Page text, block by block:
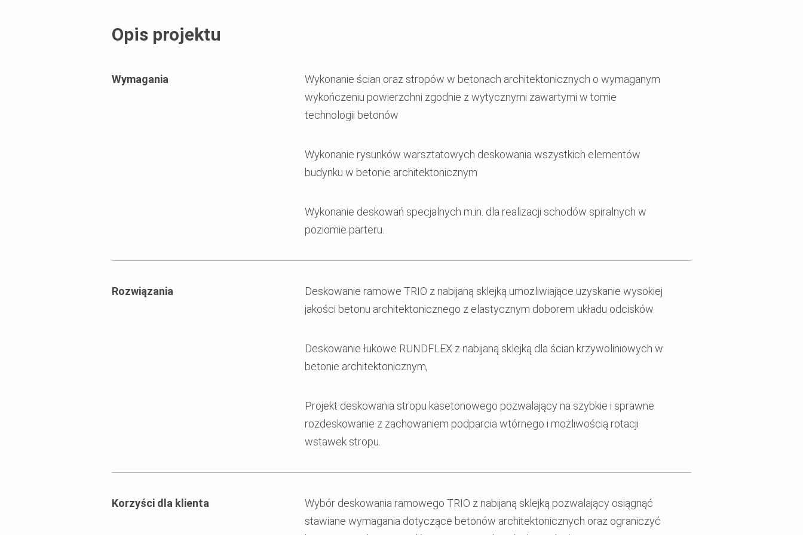
Opis projektu
Wymagania
Wykonanie ścian oraz stropów w betonach architektonicznych o wymaganym
wykończeniu powierzchni zgodnie z wytycznymi zawartymi w tomie
technologii betonów
Wykonanie rysunków warsztatowych deskowania wszystkich elementów
budynku w betonie architektonicznym
Wykonanie deskowań specjalnych m.in. dla realizacji schodów spiralnych w
poziomie parteru.
Rozwiązania
Deskowanie ramowe TRIO z nabijaną sklejką umożliwiające uzyskanie wysokiej
jakości betonu architektonicznego z elastycznym doborem układu odcisków.
Deskowanie łukowe RUNDFLEX z nabijaną sklejką dla ścian krzywoliniowych w
betonie architektonicznym,
Projekt deskowania stropu kasetonowego pozwalający na szybkie i sprawne
rozdeskowanie z zachowaniem podparcia wtórnego i możliwością rotacji
wstawek stropu.
Korzyści dla klienta
Wybór deskowania ramowego TRIO z nabijaną sklejką pozwalający osiągnąć
stawiane wymagania dotyczące betonów architektonicznych oraz ograniczyć